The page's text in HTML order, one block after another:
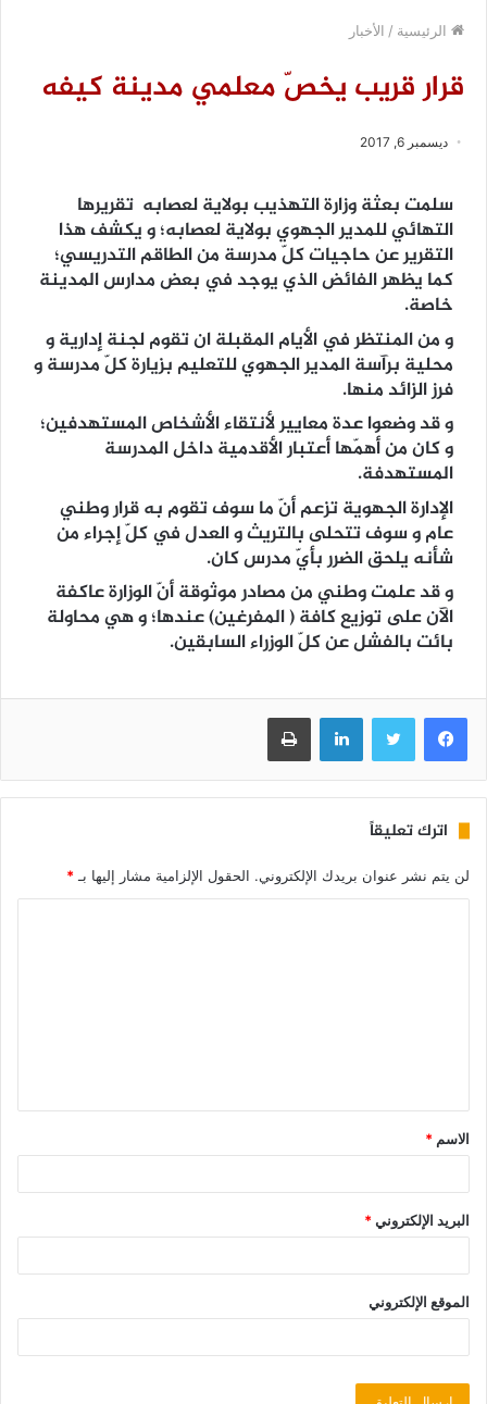
الرئيسية / الأخبار
قرار قريب يخصّ معلمي مدينة كيفه
ديسمبر 6, 2017
سلمت بعثة وزارة التهذيب بولاية لعصابه تقريرها
التهائي للمدير الجهوي بولاية لعصابه؛ و يكشف هذا
التقرير عن حاجيات كلّ مدرسة من الطاقم التدريسي؛
كما يظهر الفائض الذي يوجد في بعض مدارس المدينة
خاصة.
و من المنتظر في الأيام المقبلة ان تقوم لجنة إدارية و
محلية برآسة المدير الجهوي للتعليم بزيارة كلّ مدرسة و
فرز الزائد منها.
و قد وضعوا عدة معايير لأنتقاء الأشخاص المستهدفين؛
و كان من أهمّها أعتبار الأقدمية داخل المدرسة
المستهدفة.
الإدارة الجهوية تزعم أنّ ما سوف تقوم به قرار وطني
عام و سوف تتحلى بالتريث و العدل في كلّ إجراء من
شأنه يلحق الضرر بأيّ مدرس كان.
و قد علمت وطني من مصادر موثوقة أنّ الوزارة عاكفة
الآن على توزيع كافة ( المفرغين) عندها؛ و هي محاولة
بائت بالفشل عن كلّ الوزراء السابقين.
فيسبوك تويتر لينكدإن طباعة
اترك تعليقاً
لن يتم نشر عنوان بريدك الإلكتروني. الحقول الإلزامية مشار إليها بـ *
الاسم *
البريد الإلكتروني*
الموقع الإلكتروني